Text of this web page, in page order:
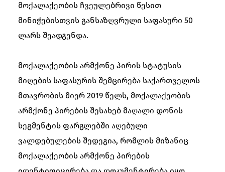
მოქალაქეობის ჩვეულებრივი წესით
მინიჭებისთვის განსაზღვრული საფასური 50
ლარს შეადგენდა.
მოქალაქეობის არმქონე პირის სტატუსის
მიღების საფასურის შემცირება საქართველოს
მთავრობის მიერ 2019 წელს, მოქალაქეობის
არმქონე პირების შესახებ მაღალი დონის
სეგმენტის ფარგლებში აღებული
ვალდებულების შედეგია, რომლის მიზანიც
მოქალაქეობის არმქონე პირების